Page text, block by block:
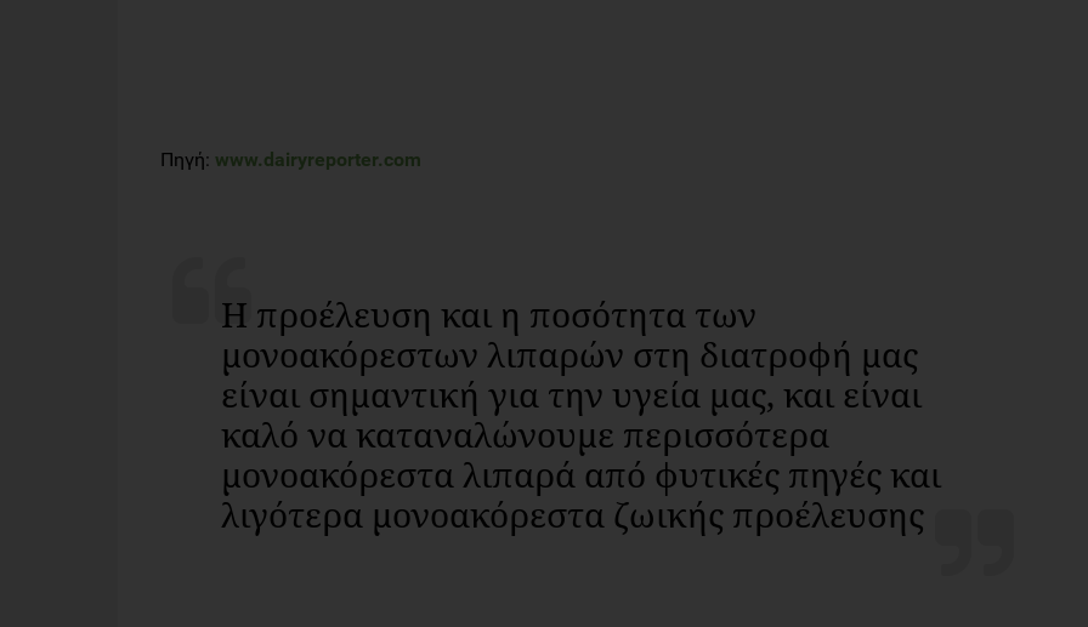
Πηγή: www.dairyreporter.com
Η προέλευση και η ποσότητα των
μονοακόρεστων λιπαρών στη διατροφή μας
είναι σημαντική για την υγεία μας, και είναι
καλό να καταναλώνουμε περισσότερα
μονοακόρεστα λιπαρά από φυτικές πηγές και
λιγότερα μονοακόρεστα ζωικής προέλευσης